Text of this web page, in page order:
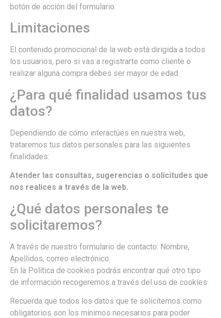
botón de acción del formulario.
Limitaciones
El contenido promocional de la web está dirigida a todos
los usuarios, pero si vas a registrarte como cliente o
realizar alguna compra debes ser mayor de edad.
¿Para qué finalidad usamos tus
datos?
Dependiendo de cómo interactúes en nuestra web,
trataremos tus datos personales para las siguientes
finalidades:
Atender las consultas, sugerencias o solicitudes que
nos realices a través de la web.
¿Qué datos personales te
solicitaremos?
A través de nuestro formulario de contacto: Nombre,
Apellidos, correo electrónico.
En la Política de cookies podrás encontrar qué otro tipo
de información recogeremos a través del uso de cookies.
Recuerda que todos los datos que te solicitemos como
obligatorios son los mínimos necesarios para poder